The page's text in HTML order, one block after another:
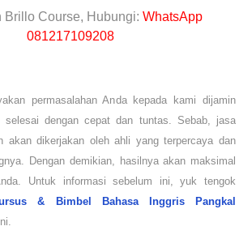
Brillo Course, Hubungi: WhatsApp
081217109208
permasalahan Anda kepada kami dijamin
selesai dengan cepat dan tuntas. Sebab, jasa
akan dikerjakan oleh ahli yang terpercaya dan
Dengan demikian, hasilnya akan maksimal
Untuk informasi sebelum ini, yuk tengok
& Bimbel Bahasa Inggris
Pangkal